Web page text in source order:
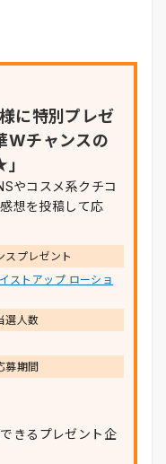
に特別プレゼ
Wチャンスの
やコスメ系クチコ
想を投稿して応
スプレゼント
ストアップ ローショ
選人数
募期間
きるプレゼント企